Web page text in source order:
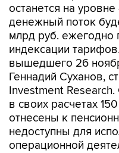
останется на
денежный поток
млрд руб. ежегодно
индексации
вышедшего 26
Геннадий Суханов,
Investment
в своих расчетах
отнесены к
недоступны для
операционной